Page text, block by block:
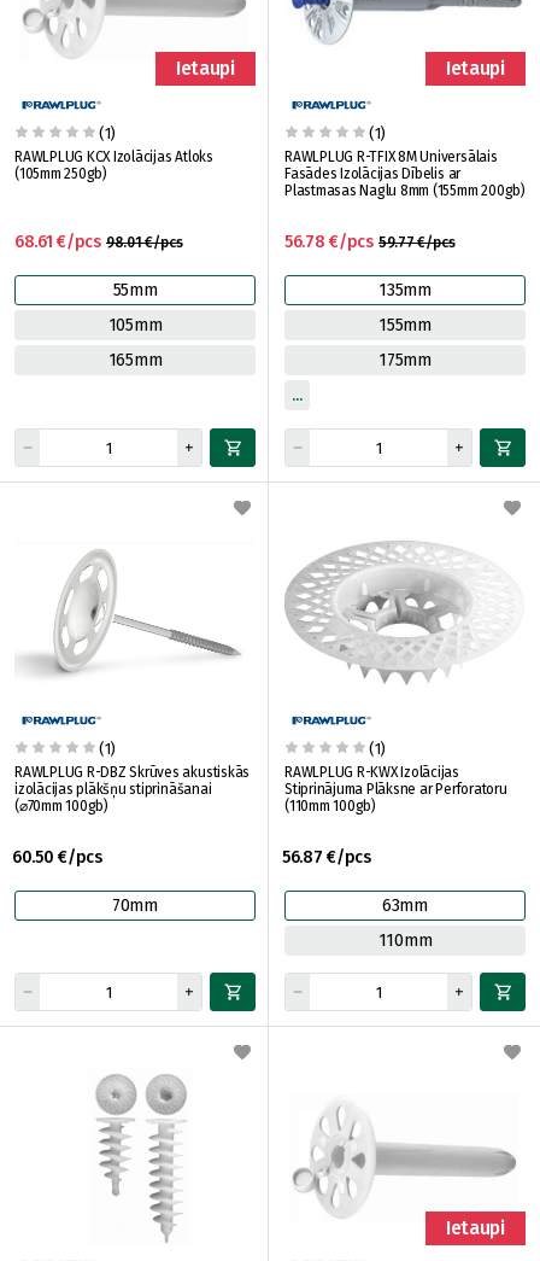
Ietaupi
(1)
RAWLPLUG KCX Izolācijas Atloks
(105mm 250gb)
98.01 €/pcs
68.61 €/pcs
55mm
105mm
165mm
Ietaupi
(1)
RAWLPLUG R-TFIX 8M Universālais
Fasādes Izolācijas Dībelis ar
Plastmasas Naglu 8mm (155mm 200gb)
59.77 €/pcs
56.78 €/pcs
135mm
155mm
175mm
(1)
RAWLPLUG R-DBZ Skrūves akustiskās
izolācijas plākšņu stiprināšanai
(⌀70mm 100gb)
60.50 €/pcs
70mm
(1)
RAWLPLUG R-KWX Izolācijas
Stiprinājuma Plāksne ar Perforatoru
(110mm 100gb)
56.87 €/pcs
63mm
110mm
Ietaupi